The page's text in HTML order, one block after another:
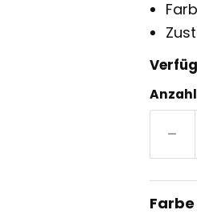
Anzahl
Farbe